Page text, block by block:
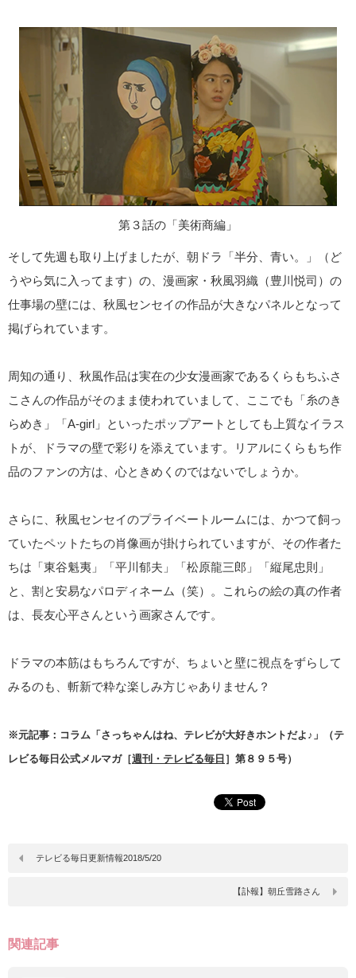
第３話の「美術商編」
そして先週も取り上げましたが、朝ドラ「半分、青い。」（ど
うやら気に入ってます）の、漫画家・秋風羽織（豊川悦司）の
仕事場の壁には、秋風センセイの作品が大きなパネルとなって
掲げられています。
周知の通り、秋風作品は実在の少女漫画家であるくらもちふさ
こさんの作品がそのまま使われていまして、ここでも「糸のき
らめき」「A-girl」といったポップアートとしても上質なイラス
トが、ドラマの壁で彩りを添えています。リアルにくらもち作
品のファンの方は、心ときめくのではないでしょうか。
さらに、秋風センセイのプライベートルームには、かつて飼っ
ていたペットたちの肖像画が掛けられていますが、その作者た
ちは「東谷魁夷」「平川郁夫」「松原龍三郎」「縦尾忠則」
と、割と安易なパロディネーム（笑）。これらの絵の真の作者
は、長友心平さんという画家さんです。
ドラマの本筋はもちろんですが、ちょいと壁に視点をずらして
みるのも、斬新で粋な楽しみ方じゃありません？
※元記事：コラム「さっちゃんはね、テレビが大好きホントだよ♪」（テ
レビる毎日公式メルマガ［週刊・テレビる毎日 ］第８９５号）
テレビる毎日更新情報2018/5/20
【訃報】朝丘雪路さん
関連記事